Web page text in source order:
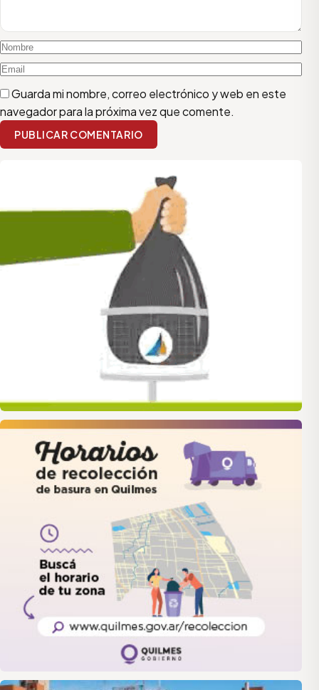
Guarda mi nombre, correo electrónico y web en este
navegador para la próxima vez que comente.
PUBLICAR COMENTARIO
quilmes
LANUS